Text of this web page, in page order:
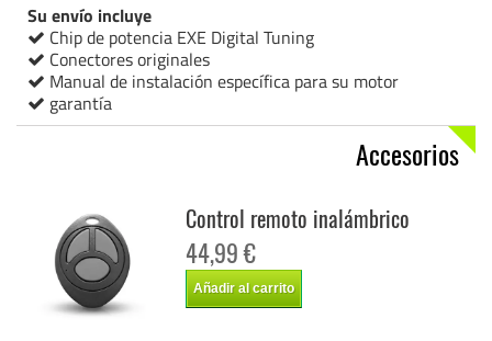
Su envío incluye
Chip de potencia EXE Digital Tuning
Conectores originales
Manual de instalación específica para su motor
garantía
Accesorios
Control remoto inalámbrico
44,99 €
Añadir al carrito